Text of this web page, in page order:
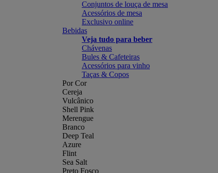
Conjuntos de louça de mesa
Acessórios de mesa
Exclusivo online
Bebidas
Veja tudo para beber
Chávenas
Bules & Cafeteiras
Acessórios para vinho
Taças & Copos
Por Cor
Cereja
Vulcânico
Shell Pink
Merengue
Branco
Deep Teal
Azure
Flint
Sea Salt
Preto Fosco